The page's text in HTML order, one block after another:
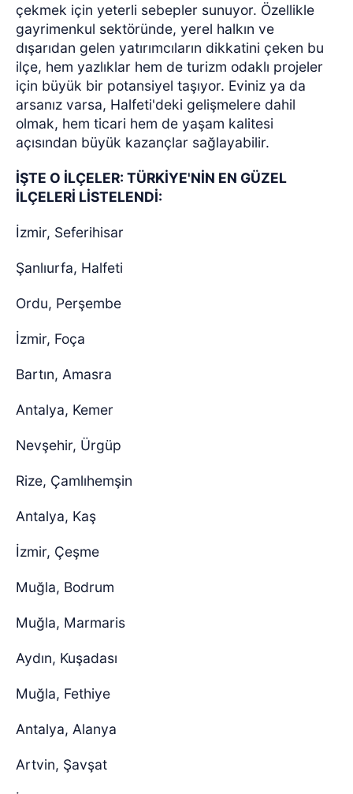
çekmek için yeterli sebepler sunuyor. Özellikle
gayrimenkul sektöründe, yerel halkın ve
dışarıdan gelen yatırımcıların dikkatini çeken bu
ilçe, hem yazlıklar hem de turizm odaklı projeler
için büyük bir potansiyel taşıyor. Eviniz ya da
arsanız varsa, Halfeti'deki gelişmelere dahil
olmak, hem ticari hem de yaşam kalitesi
açısından büyük kazançlar sağlayabilir.
İŞTE O İLÇELER: TÜRKİYE'NİN EN GÜZEL
İLÇELERİ LİSTELENDİ:
İzmir, Seferihisar
Şanlıurfa, Halfeti
Ordu, Perşembe
İzmir, Foça
Bartın, Amasra
Antalya, Kemer
Nevşehir, Ürgüp
Rize, Çamlıhemşin
Antalya, Kaş
İzmir, Çeşme
Muğla, Bodrum
Muğla, Marmaris
Aydın, Kuşadası
Muğla, Fethiye
Antalya, Alanya
Artvin, Şavşat